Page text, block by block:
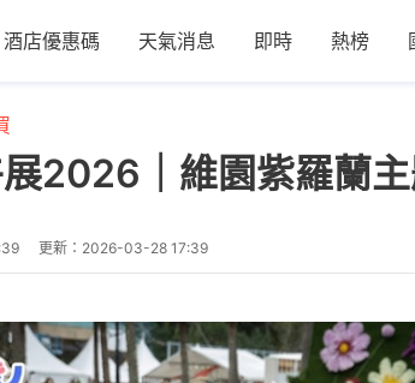
酒店優惠碼 天氣消息 即時 熱榜
2026｜維園紫羅蘭
更新： 2026-03-28 17:39